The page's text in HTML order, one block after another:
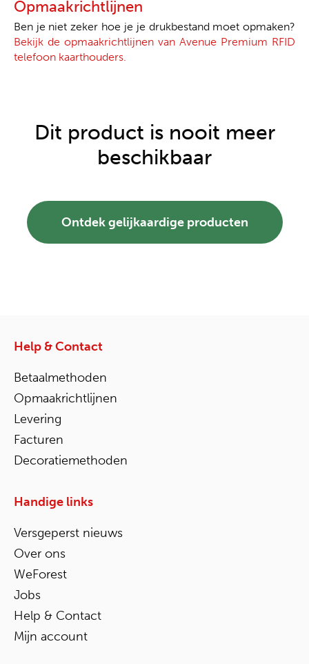
Opmaakrichtlijnen
Ben je niet zeker hoe je je drukbestand moet opmaken?
Bekijk de opmaakrichtlijnen van Avenue Premium RFID
telefoon kaarthouders.
Dit product is nooit meer
beschikbaar
Ontdek gelijkaardige producten
Help & Contact
Betaalmethoden
Opmaakrichtlijnen
Levering
Facturen
Decoratiemethoden
Handige links
Versgeperst nieuws
Over ons
WeForest
Jobs
Help & Contact
Mijn account